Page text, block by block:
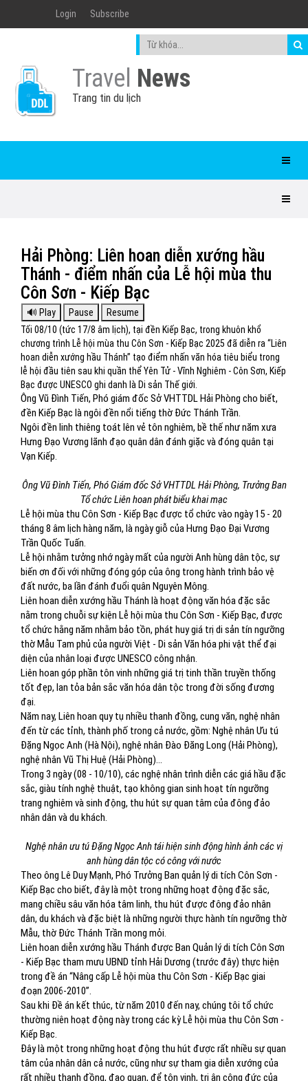
Login Subscribe
Travel News
Trang tin du lịch
Hải Phòng: Liên hoan diễn xướng hầu
Thánh - điểm nhấn của Lễ hội mùa thu
Côn Sơn - Kiếp Bạc
Tối 08/10 (tức 17/8 âm lịch), tại đền Kiếp Bạc, trong khuôn khổ
chương trình Lễ hội mùa thu Côn Sơn - Kiếp Bạc 2025 đã diễn ra “Liên
hoan diễn xướng hầu Thánh” tạo điểm nhấn văn hóa tiêu biểu trong
lễ hội đầu tiên sau khi quần thể Yên Tử - Vĩnh Nghiêm - Côn Sơn, Kiếp
Bạc được UNESCO ghi danh là Di sản Thế giới.
Ông Vũ Đình Tiến, Phó giám đốc Sở VHTTDL Hải Phòng cho biết,
đền Kiếp Bạc là ngôi đền nổi tiếng thờ Đức Thánh Trần.
Ngôi đền linh thiêng toát lên vẻ tôn nghiêm, bề thế như năm xưa
Hưng Đạo Vương lãnh đạo quân dân đánh giặc và đóng quân tại
Vạn Kiếp.
Ông Vũ Đình Tiến, Phó Giám đốc Sở VHTTDL Hải Phòng, Trưởng Ban
Tổ chức Liên hoan phát biểu khai mạc
Lễ hội mùa thu Côn Sơn - Kiếp Bạc được tổ chức vào ngày 15 - 20
tháng 8 âm lịch hàng năm, là ngày giỗ của Hưng Đạo Đại Vương
Trần Quốc Tuấn.
Lễ hội nhằm tưởng nhớ ngày mất của người Anh hùng dân tộc, sự
biến ơn đối với những đóng góp của ông trong hành trình bảo vệ
đất nước, ba lần đánh đuổi quân Nguyên Mông.
Liên hoan diễn xướng hầu Thánh là hoạt động văn hóa đặc sắc
nằm trong chuỗi sự kiện Lễ hội mùa thu Côn Sơn - Kiếp Bạc, được
tổ chức hằng năm nhằm bảo tồn, phát huy giá trị di sản tín ngưỡng
thờ Mẫu Tam phủ của người Việt - Di sản Văn hóa phi vật thể đại
diện của nhân loại được UNESCO công nhận.
Liên hoan góp phần tôn vinh những giá trị tinh thần truyền thống
tốt đẹp, lan tỏa bản sắc văn hóa dân tộc trong đời sống đương
đại.
Năm nay, Liên hoan quy tụ nhiều thanh đồng, cung văn, nghệ nhân
đến từ các tỉnh, thành phố trong cả nước, gồm: Nghệ nhân Ưu tú
Đặng Ngọc Anh (Hà Nội), nghệ nhân Đào Đăng Long (Hải Phòng),
nghệ nhân Vũ Thị Huệ (Hải Phòng)…
Trong 3 ngày (08 - 10/10), các nghệ nhân trình diễn các giá hầu đặc
sắc, giàu tính nghệ thuật, tạo không gian sinh hoạt tín ngưỡng
trang nghiêm và sinh động, thu hút sự quan tâm của đông đảo
nhân dân và du khách.
Nghệ nhân ưu tú Đặng Ngọc Anh tái hiện sinh động hình ảnh các vị
anh hùng dân tộc có công với nước
Theo ông Lê Duy Mạnh, Phó Trưởng Ban quản lý di tích Côn Sơn -
Kiếp Bạc cho biết, đây là một trong những hoạt động đặc sắc,
mang chiều sâu văn hóa tâm linh, thu hút được đông đảo nhân
dân, du khách và đặc biệt là những người thực hành tín ngưỡng thờ
Mẫu, thờ Đức Thánh Trần mong mỏi.
Liên hoan diễn xướng hầu Thánh được Ban Quản lý di tích Côn Sơn
- Kiếp Bạc tham mưu UBND tỉnh Hải Dương (trước đây) thực hiện
trong đề án “Nâng cấp Lễ hội mùa thu Côn Sơn - Kiếp Bạc giai
đoạn 2006-2010”.
Sau khi Đề án kết thúc, từ năm 2010 đến nay, chúng tôi tổ chức
thường niên hoạt động này trong các kỳ Lễ hội mùa thu Côn Sơn -
Kiếp Bạc.
Đây là một trong những hoạt động thu hút được rất nhiều sự quan
tâm của nhân dân cả nước, cũng như sự tham gia diễn xướng của
rất nhiều thanh đồng, đạo quan, để tôn vinh, tri ân công đức của